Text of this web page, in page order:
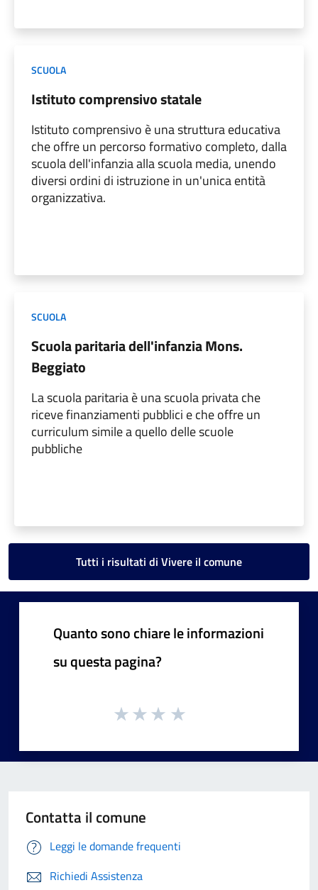
SCUOLA
Istituto comprensivo statale
Istituto comprensivo è una struttura educativa
che offre un percorso formativo completo, dalla
scuola dell'infanzia alla scuola media, unendo
diversi ordini di istruzione in un'unica entità
organizzativa.
SCUOLA
Scuola paritaria dell'infanzia Mons.
Beggiato
La scuola paritaria è una scuola privata che
riceve finanziamenti pubblici e che offre un
curriculum simile a quello delle scuole
pubbliche
Tutti i risultati di Vivere il comune
Quanto sono chiare le informazioni
su questa pagina?
Contatta il comune
Leggi le domande frequenti
Richiedi Assistenza